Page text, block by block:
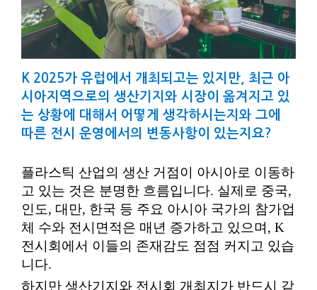
K 2025가 유럽에서 개최되고는 있지만, 최근 아
시아지역으로의 생산기지와 시장이 옮겨지고 있
는 상황에 대해서 어떻게 생각하시는지와 그에
따른 전시 운영에서의 변동사항이 있는지요?
플라스틱 산업의 생산 거점이 아시아로 이동하
고 있는 것은 분명한 흐름입니다. 실제로 중국,
인도, 대만, 한국 등 주요 아시아 국가의 참가업
체 수와 전시면적은 매년 증가하고 있으며, K
전시회에서 이들의 존재감도 점점 커지고 있습
니다.
하지만 생산기지와 전시회 개최지가 반드시 같